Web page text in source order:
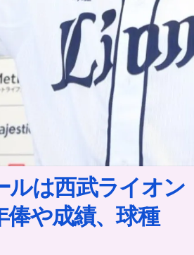
ルは西武ライオン
俸や成績、球種